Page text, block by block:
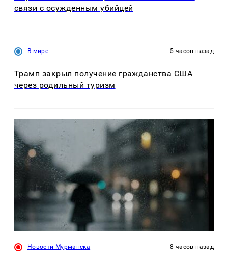
связи с осужденным убийцей
В мире 5 часов назад
Трамп закрыл получение гражданства США
через родильный туризм
Новости Мурманска 8 часов назад